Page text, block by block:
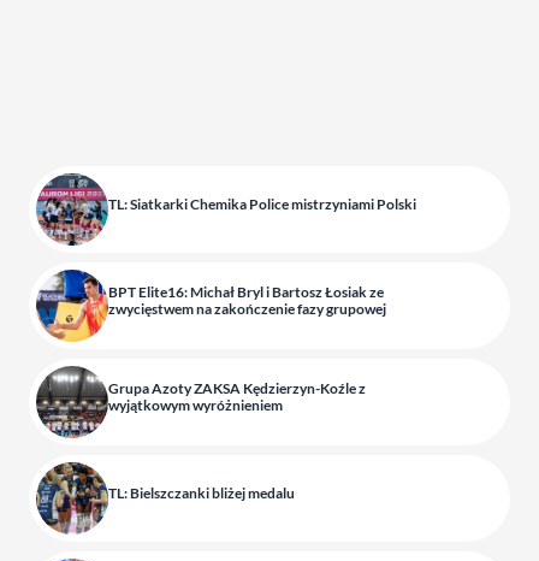
TL: Siatkarki Chemika Police mistrzyniami Polski
BPT Elite16: Michał Bryl i Bartosz Łosiak ze
zwycięstwem na zakończenie fazy grupowej
Grupa Azoty ZAKSA Kędzierzyn-Koźle z
wyjątkowym wyróżnieniem
TL: Bielszczanki bliżej medalu